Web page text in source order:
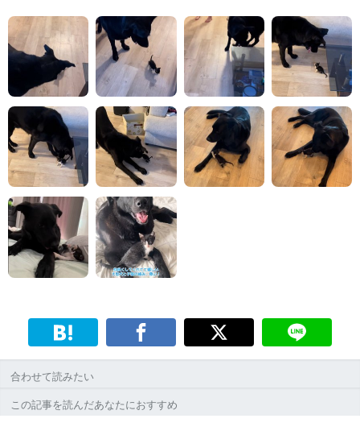
合わせて読みたい
この記事を読んだあなたにおすすめ